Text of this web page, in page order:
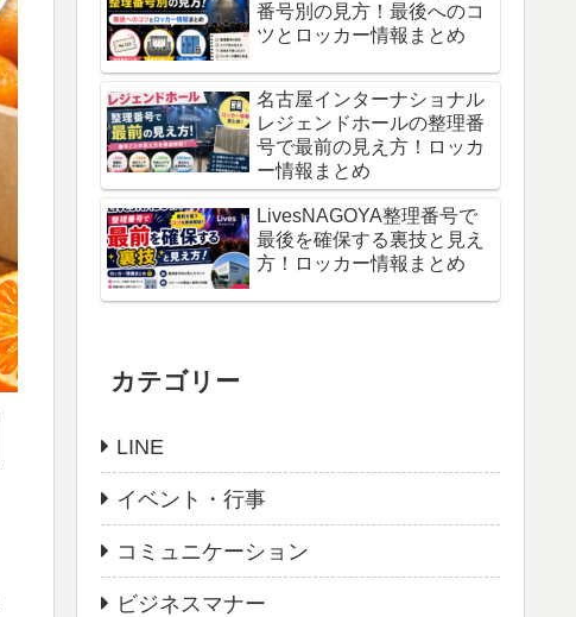
番号別の見方！最後へのコ
ツとロッカー情報まとめ
名古屋インターナショナル
レジェンドホールの整理番
号で最前の見え方！ロッカ
ー情報まとめ
LivesNAGOYA整理番号で
最後を確保する裏技と見え
方！ロッカー情報まとめ
カテゴリー
LINE
イベント・行事
コミュニケーション
ビジネスマナー